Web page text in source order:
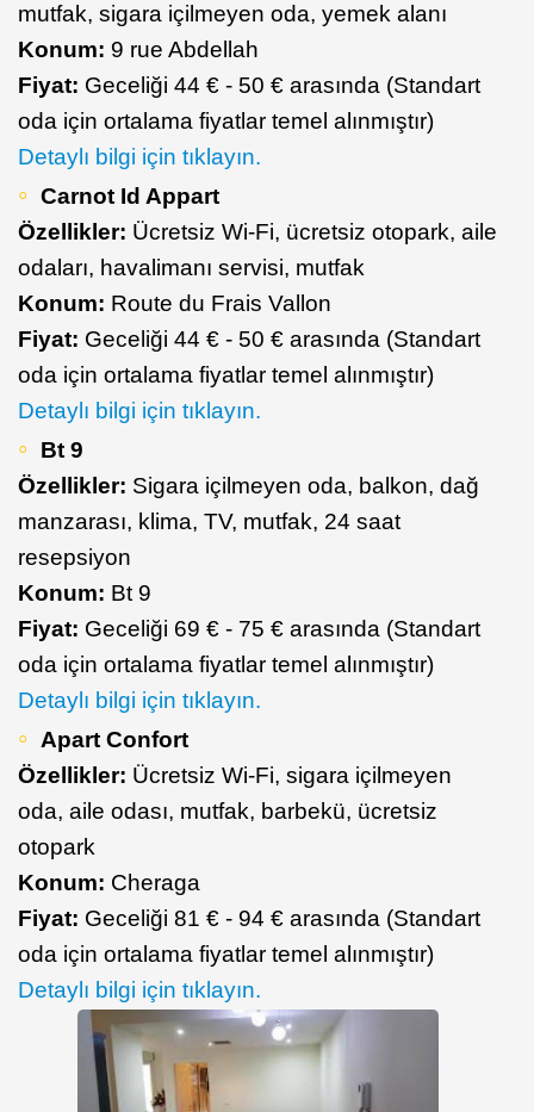
mutfak, sigara içilmeyen oda, yemek alanı
Konum: 9 rue Abdellah
Fiyat: Geceliği 44 € - 50 € arasında (Standart
oda için ortalama fiyatlar temel alınmıştır)
Detaylı bilgi için tıklayın.
Carnot Id Appart
Özellikler: Ücretsiz Wi-Fi, ücretsiz otopark, aile
odaları, havalimanı servisi, mutfak
Konum: Route du Frais Vallon
Fiyat: Geceliği 44 € - 50 € arasında (Standart
oda için ortalama fiyatlar temel alınmıştır)
Detaylı bilgi için tıklayın.
Bt 9
Özellikler: Sigara içilmeyen oda, balkon, dağ
manzarası, klima, TV, mutfak, 24 saat
resepsiyon
Konum: Bt 9
Fiyat: Geceliği 69 € - 75 € arasında (Standart
oda için ortalama fiyatlar temel alınmıştır)
Detaylı bilgi için tıklayın.
Apart Confort
Özellikler: Ücretsiz Wi-Fi, sigara içilmeyen
oda, aile odası, mutfak, barbekü, ücretsiz
otopark
Konum: Cheraga
Fiyat: Geceliği 81 € - 94 € arasında (Standart
oda için ortalama fiyatlar temel alınmıştır)
Detaylı bilgi için tıklayın.